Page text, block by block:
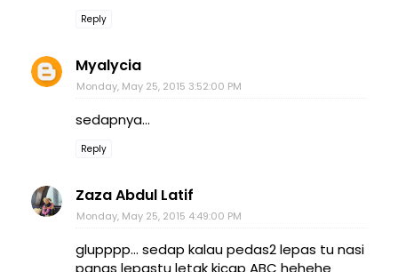
Reply
Myalycia
Monday, May 25, 2015 3:52:00 PM
sedapnya...
Reply
Zaza Abdul Latif
Monday, May 25, 2015 4:49:00 PM
glupppp... sedap kalau pedas2 lepas tu nasi
panas lepastu letak kicap ABC hehehe